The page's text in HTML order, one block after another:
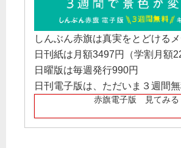
しんぶん赤旗は真実をとどけるメ
日刊紙は月額3497円（学割月額
日曜版は毎週発行990円
日刊電子版は、ただいま３週間
赤旗電子版 見てみる